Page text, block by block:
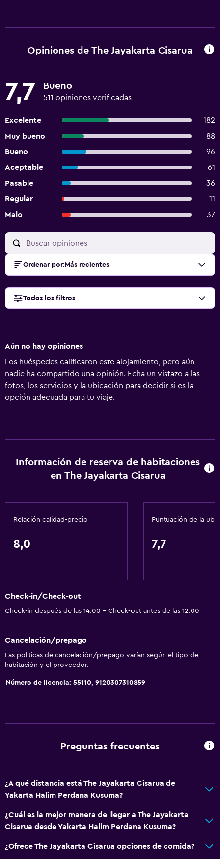
Opiniones de The Jayakarta Cisarua
7,7 Bueno
511 opiniones verificadas
Excelente
182
Muy bueno
88
Bueno
96
Aceptable
61
Pasable
36
Regular
11
Malo
37
Ordenar por: Más recientes
Todos los filtros
Aún no hay opiniones
Los huéspedes calificaron este alojamiento, pero aún
nadie ha compartido una opinión. Echa un vistazo a las
fotos, los servicios y la ubicación para decidir si es la
opción adecuada para tu viaje.
Información de reserva de habitaciones
en The Jayakarta Cisarua
Relación calidad-precio
8,0
Puntuación de la
7,7
Check-in/Check-out
Check-in después de las 14:00 - Check-out antes de las 12:00
Cancelación/prepago
Las políticas de cancelación/prepago varían según el tipo de
habitación y el proveedor.
Número de licencia: 55110, 9120307310859
Preguntas frecuentes
¿A qué distancia está The Jayakarta Cisarua de
Yakarta Halim Perdana Kusuma?
¿Cuál es la mejor manera de llegar a The Jayakarta
Cisarua desde Yakarta Halim Perdana Kusuma?
¿Ofrece The Jayakarta Cisarua opciones de comida?